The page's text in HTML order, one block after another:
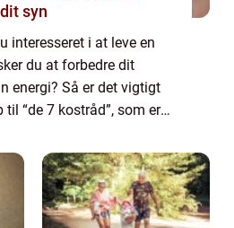
syn
interesseret i at leve en
du at forbedre dit
energi? Så er det vigtigt
til “de 7 kostråd”, som er